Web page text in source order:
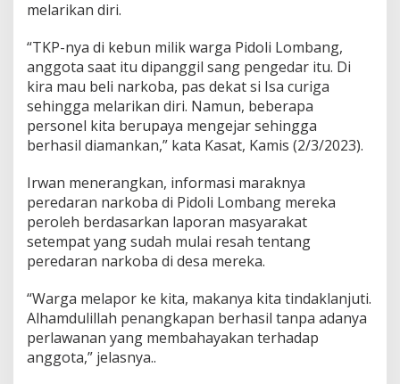
melarikan diri.
“TKP-nya di kebun milik warga Pidoli Lombang,
anggota saat itu dipanggil sang pengedar itu. Di
kira mau beli narkoba, pas dekat si Isa curiga
sehingga melarikan diri. Namun, beberapa
personel kita berupaya mengejar sehingga
berhasil diamankan,” kata Kasat, Kamis (2/3/2023).
Irwan menerangkan, informasi maraknya
peredaran narkoba di Pidoli Lombang mereka
peroleh berdasarkan laporan masyarakat
setempat yang sudah mulai resah tentang
peredaran narkoba di desa mereka.
“Warga melapor ke kita, makanya kita tindaklanjuti.
Alhamdulillah penangkapan berhasil tanpa adanya
perlawanan yang membahayakan terhadap
anggota,” jelasnya..